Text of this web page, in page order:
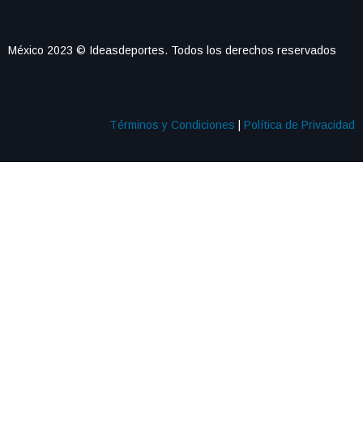
México 2023 © Ideasdeportes. Todos los derechos reservados
Términos y Condiciones Política de Privacidad